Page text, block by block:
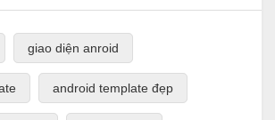
giao diện anroid
android template đẹp